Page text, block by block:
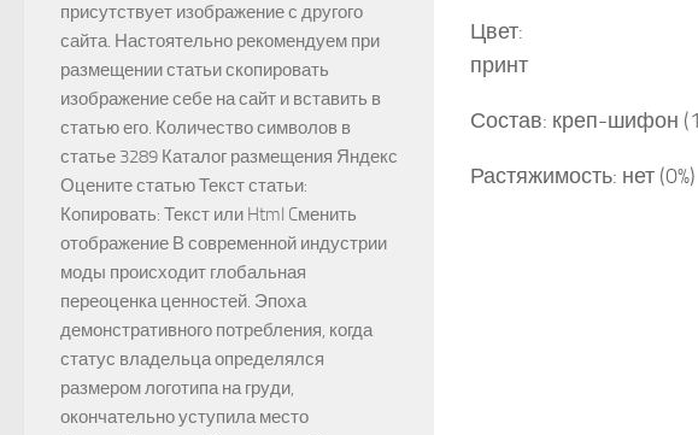
Цвет:
принт
Состав: креп-шифон
Растяжимость: нет (0%)
присутствует изображение с другого
сайта. Настоятельно рекомендуем при
размещении статьи скопировать
изображение себе на сайт и вставить в
статью его. Количество символов в
статье 3289 Каталог размещения Яндекс
Оцените статью Текст статьи:
Копировать: Текст или Html Cменить
отображение В современной индустрии
моды происходит глобальная
переоценка ценностей. Эпоха
демонстративного потребления, когда
статус владельца определялся
размером логотипа на груди,
окончательно уступила место